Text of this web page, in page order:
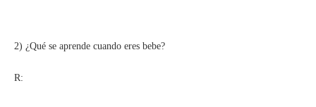
2) ¿Qué se aprende cuando eres bebe?
R: